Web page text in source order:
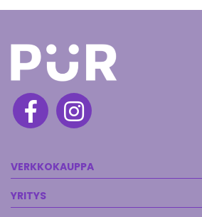
VERKKOKAUPPA
YRITYS